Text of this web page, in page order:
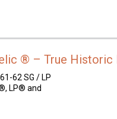
® – True Historic
62 SG / LP
LP® and